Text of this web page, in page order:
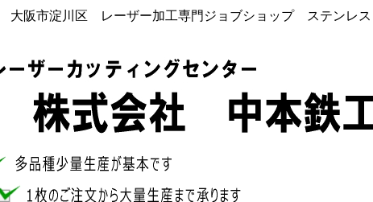
大阪市淀川区 レーザー加工専門ジョブショップ ステ